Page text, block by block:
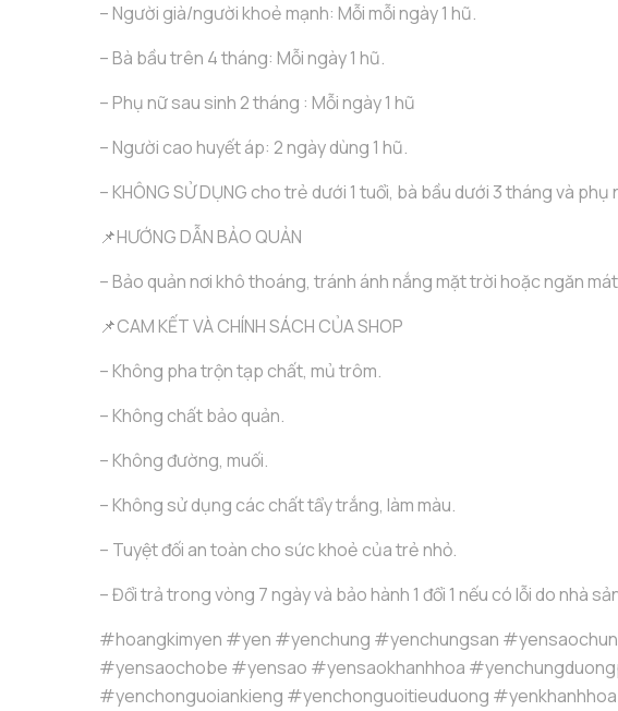
– Người già/người khoẻ mạnh: Mỗi mỗi ngày 1 hũ.
– Bà bầu trên 4 tháng: Mỗi ngày 1 hũ.
– Phụ nữ sau sinh 2 tháng : Mỗi ngày 1 hũ
– Người cao huyết áp: 2 ngày dùng 1 hũ.
– KHÔNG SỬ DỤNG cho trẻ dưới 1 tuổi, bà bầu dưới 3 tháng và phụ
📌HƯỚNG DẪN BẢO QUẢN
– Bảo quản nơi khô thoáng, tránh ánh nắng mặt trời hoặc ngăn
📌CAM KẾT VÀ CHÍNH SÁCH CỦA SHOP
– Không pha trộn tạp chất, mủ trôm.
– Không chất bảo quản.
– Không đường, muối.
– Không sử dụng các chất tẩy trắng, làm màu.
– Tuyệt đối an toàn cho sức khoẻ của trẻ nhỏ.
– Đổi trả trong vòng 7 ngày và bảo hành 1 đổi 1 nếu có lỗi do nhà
#hoangkimyen #yen #yenchung #yenchungsan
#yensaochobe #yensao #yensaokhanhhoa
#yenchonguoiankieng #yenchonguoitieuduong